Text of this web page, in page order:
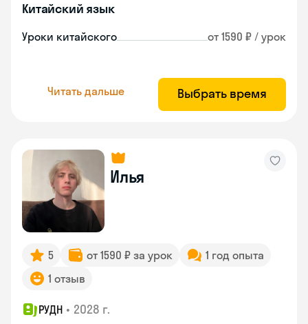
Китайский язык
Уроки китайского от 1590 ₽ / урок
Читать дальше Выбрать время
Илья
5 от 1590 ₽ за урок
1 год опыта
1 отзыв
РУДН • 2028 г.